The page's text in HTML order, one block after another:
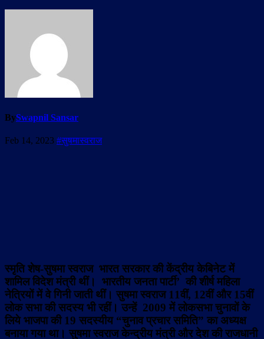
BySwapnil Sansar
Feb 14, 2023 #सुषमास्वराज
स्मृति शेष-सुषमा स्वराज भारत सरकार की केंद्रीय केबिनेट में
शामिल विदेश मंत्री थीं। भारतीय जनता पार्टी’ की शीर्ष महिला
नेत्रियों में वे गिनी जाती थीं। सुषमा स्वराज 11वीं, 12वीं और 15वीं
लोक सभा की सदस्य भी रहीं। उन्हें 2009 में लोकसभा चुनावों के
लिये भाजपा की 19 सदस्यीय “चुनाव प्रचार समिति” का अध्यक्ष
बनाया गया था। सुषमा स्वराज केन्द्रीय मंत्री और देश की राजधानी